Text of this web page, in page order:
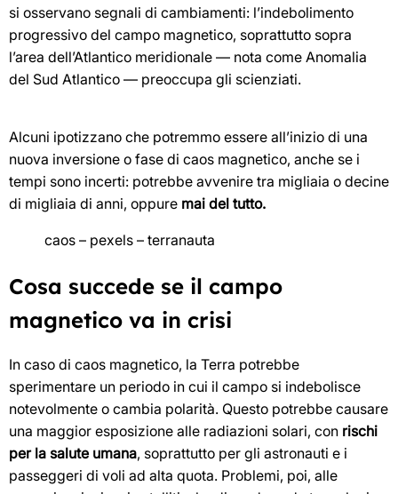
si osservano segnali di cambiamenti: l’indebolimento
progressivo del campo magnetico, soprattutto sopra
l’area dell’Atlantico meridionale — nota come Anomalia
del Sud Atlantico — preoccupa gli scienziati.
Alcuni ipotizzano che potremmo essere all’inizio di una
nuova inversione o fase di caos magnetico, anche se i
tempi sono incerti: potrebbe avvenire tra migliaia o decine
di migliaia di anni, oppure mai del tutto.
caos – pexels – terranauta
Cosa succede se il campo
magnetico va in crisi
In caso di caos magnetico, la Terra potrebbe
sperimentare un periodo in cui il campo si indebolisce
notevolmente o cambia polarità. Questo potrebbe causare
una maggior esposizione alle radiazioni solari, con rischi
per la salute umana, soprattutto per gli astronauti e i
passeggeri di voli ad alta quota. Problemi, poi, alle